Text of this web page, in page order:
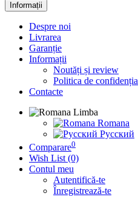
Informații
Despre noi
Livrarea
Garanție
Informații
Noutăți și review
Politica de
Contacte
Limba
Romana
Русский
Comparare0
Wish List (0)
Contul meu
Autentifică-te
Înregistrează-te